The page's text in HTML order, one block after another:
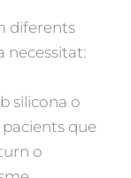
diferents
necessitat:
silicona o
pacients que
o